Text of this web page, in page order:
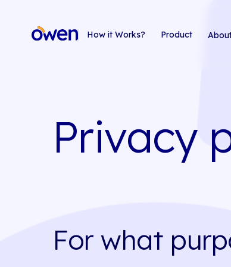
How it Works? Product
Privacy
For what